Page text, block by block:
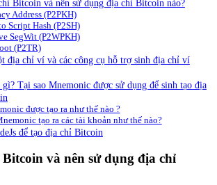
Bitcoin và nên sử dụng địa chỉ Bitcoin nào?
Address (P2PKH)
Script Hash (P2SH)
SegWit (P2WPKH)
(P2TR)
địa chỉ ví và các công cụ hỗ trợ sinh địa chỉ ví
Tại sao Mnemonic được sử dụng để sinh tạo địa
được tạo ra như thế nào ?
tạo ra các tài khoản như thế nào?
để tạo địa chỉ Bitcoin
và nên sử dụng địa chỉ